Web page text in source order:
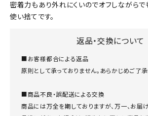
密着力もあり外れにくいのでオフしながらで
使い捨てです。
返品・交換について
■お客様都合による返品
原則として承っておりません。あらかじめご了承
■商品不良・誤配送による交換
商品には万全を期しておりますが、万一、お届